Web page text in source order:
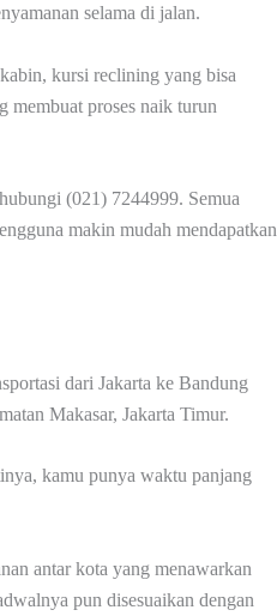
selama di jalan.
kursi reclining yang bisa
membuat proses naik turun
(021) 7244999. Semua
makin mudah mendapatkan
dari Jakarta ke Bandung
Makasar, Jakarta Timur.
kamu punya waktu panjang
antar kota yang menawarkan
pun disesuaikan dengan